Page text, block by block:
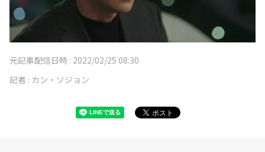
元記事配信日時 : 2022/02/25 08:30
記者 : カン・ソジョン